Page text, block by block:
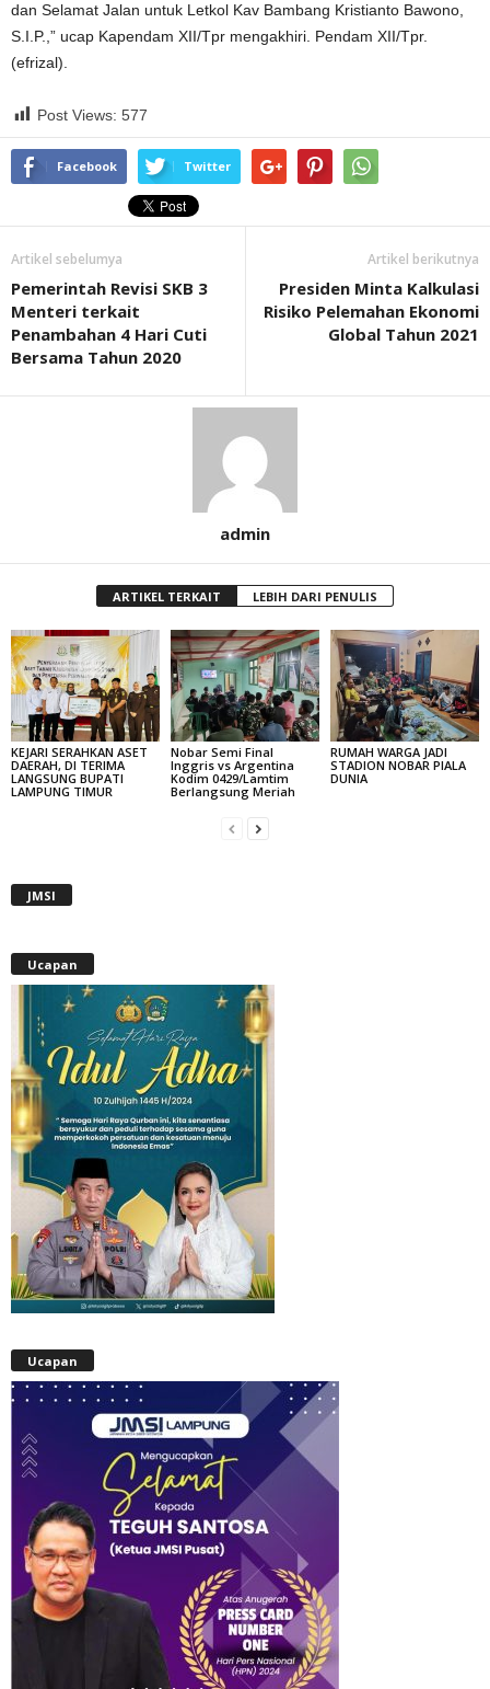
dan Selamat Jalan untuk Letkol Kav Bambang Kristianto Bawono,
S.I.P.,” ucap Kapendam XII/Tpr mengakhiri. Pendam XII/Tpr.
(efrizal).
Post Views: 577
Facebook Twitter
Artikel sebelumya
Pemerintah Revisi SKB 3
Menteri terkait
Penambahan 4 Hari Cuti
Bersama Tahun 2020
Artikel berikutnya
Presiden Minta Kalkulasi
Risiko Pelemahan Ekonomi
Global Tahun 2021
admin
ARTIKEL TERKAIT LEBIH DARI PENULIS
KEJARI SERAHKAN ASET
DAERAH, DI TERIMA
LANGSUNG BUPATI
LAMPUNG TIMUR
Nobar Semi Final
Inggris vs Argentina
Kodim 0429/Lamtim
Berlangsung Meriah
RUMAH WARGA JADI
STADION NOBAR PIALA
DUNIA
JMSI
Ucapan
Ucapan